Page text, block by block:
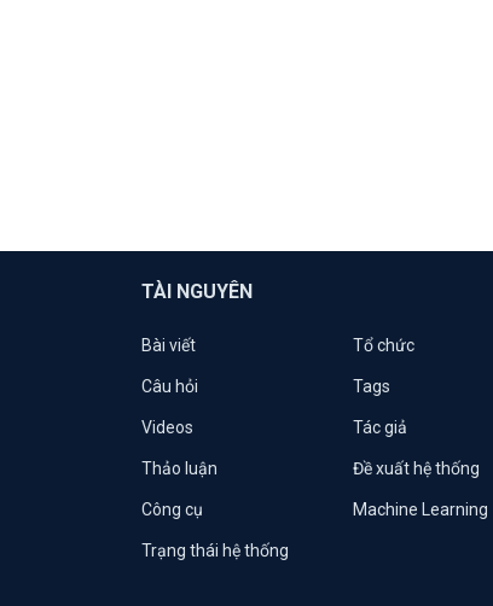
TÀI NGUYÊN
Bài viết Tổ chức
Câu hỏi Tags
Videos Tác giả
Thảo luận Đề xuất hệ thống
Công cụ Machine Learning
Trạng thái hệ thống